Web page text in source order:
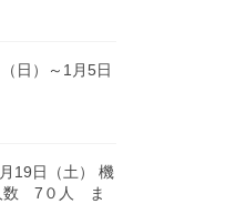
日）～1月5日
19日（土） 機
数 7０人 ま